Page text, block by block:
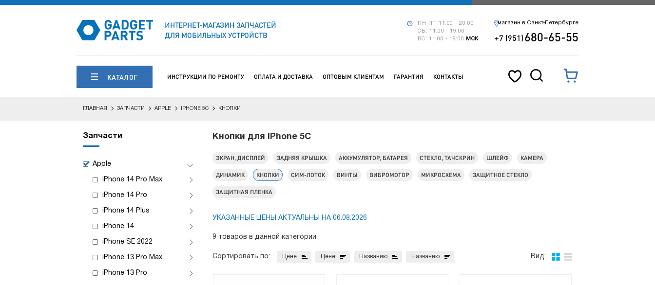
ИНТЕРНЕТ-МАГАЗИН ЗАПЧАСТЕЙ
ДЛЯ МОБИЛЬНЫХ УСТРОЙСТВ
ПН-ПТ: 11:00 - 20:00
СБ: 11:00 - 19:00
ВС: 11:00 - 19:00
МСК
магазин в Санкт-Петербурге
+7 (951)680-65-55
КАТАЛОГ ИНСТРУКЦИИ ПО РЕМОНТУ ОПЛАТА И ДОСТАВКА ОПТОВЫМ КЛИЕНТАМ ГАРАНТИЯ КОНТАКТЫ
ГЛАВНАЯ ЗАПЧАСТИ APPLE IPHONE 5C КНОПКИ
Запчасти
Apple
iPhone 14 Pro Max
iPhone 14 Pro
iPhone 14 Plus
iPhone 14
iPhone SE 2022
iPhone 13 Pro Max
iPhone 13 Pro
Кнопки для iPhone 5C
ЭКРАН, ДИСПЛЕЙ ЗАДНЯЯ КРЫШКА АККУМУЛЯТОР, БАТАРЕЯ СТЕКЛО, ТАЧСКРИН ШЛЕЙФ КАМЕРА
ДИНАМИК КНОПКИ СИМ-ЛОТОК ВИНТЫ ВИБРОМОТОР МИКРОСХЕМА ЗАЩИТНОЕ СТЕКЛО
ЗАЩИТНАЯ ПЛЕНКА
УКАЗАННЫЕ ЦЕНЫ АКТУАЛЬНЫ НА 06.08.2026
9 товаров в данной категории
Вид:
Сортировать по: Цене Цене Названию Названию